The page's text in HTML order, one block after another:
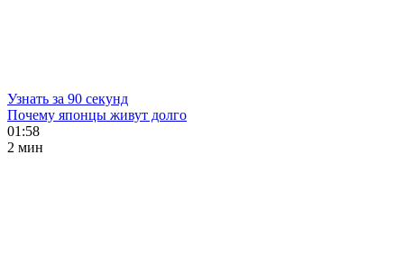
Узнать за 90 секунд
Почему японцы живут долго
01:58
2 мин